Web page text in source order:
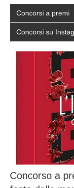
Concorsi a premi
Concorsi su
Concorso a